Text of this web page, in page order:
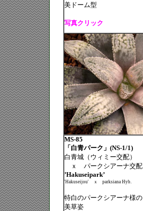
美ドーム型
写真クリック
MS-85
「白青パーク」(NS-1/1)
白青城（ウィミー交配）
ｘ パークシアーナ交配
’Hakuseipark’
'Hakuseijou'ｘ parksiana Hyb.
特白のパークシアーナ様の
美草姿